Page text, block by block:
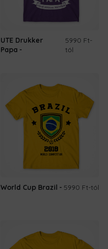
UTE Drukker
Papa
5990 Ft-
tól
World Cup Brazil 5990 Ft-tól